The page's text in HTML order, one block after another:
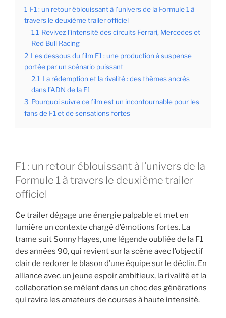
1 F1 : un retour éblouissant à l’univers de la Formule 1 à
travers le deuxième trailer officiel
1.1 Revivez l’intensité des circuits Ferrari, Mercedes et
Red Bull Racing
2 Les dessous du film F1 : une production à suspense
portée par un scénario puissant
2.1 La rédemption et la rivalité : des thèmes ancrés
dans l’ADN de la F1
3 Pourquoi suivre ce film est un incontournable pour les
fans de F1 et de sensations fortes
F1 : un retour éblouissant à l’univers de la
Formule 1 à travers le deuxième trailer
officiel
Ce trailer dégage une énergie palpable et met en
lumière un contexte chargé d’émotions fortes. La
trame suit Sonny Hayes, une légende oubliée de la F1
des années 90, qui revient sur la scène avec l’objectif
clair de redorer le blason d’une équipe sur le déclin. En
alliance avec un jeune espoir ambitieux, la rivalité et la
collaboration se mêlent dans un choc des générations
qui ravira les amateurs de courses à haute intensité.